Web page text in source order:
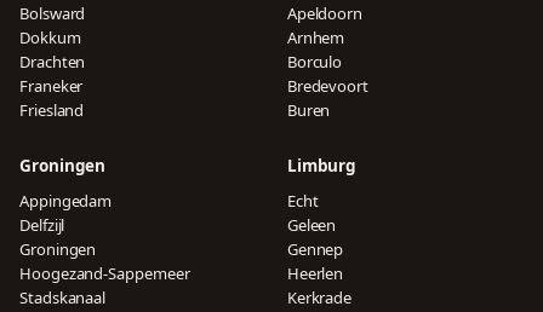
Bolsward
Dokkum
Drachten
Franeker
Friesland
Apeldoorn
Arnhem
Borculo
Bredevoort
Buren
Groningen
Appingedam
Delfzijl
Groningen
Hoogezand-Sappemeer
Stadskanaal
Limburg
Echt
Geleen
Gennep
Heerlen
Kerkrade